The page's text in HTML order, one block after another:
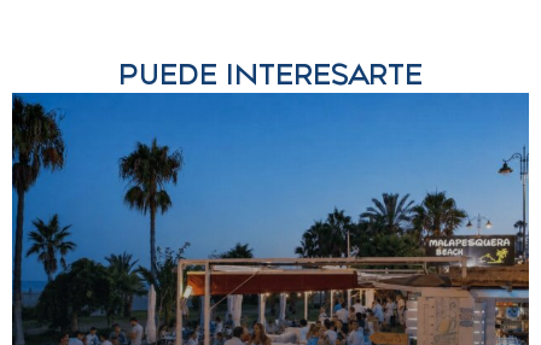
PUEDE INTERESARTE